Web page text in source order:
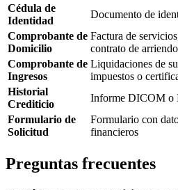
Cédula de
Identidad
Documento de
Comprobante de
Domicilio
Factura de
contrato de arriendo
Comprobante de
Ingresos
Liquidaciones de
impuestos o
Historial
Crediticio
Informe DICOM o
Formulario de
Solicitud
Formulario con
financieros
Preguntas frecuentes